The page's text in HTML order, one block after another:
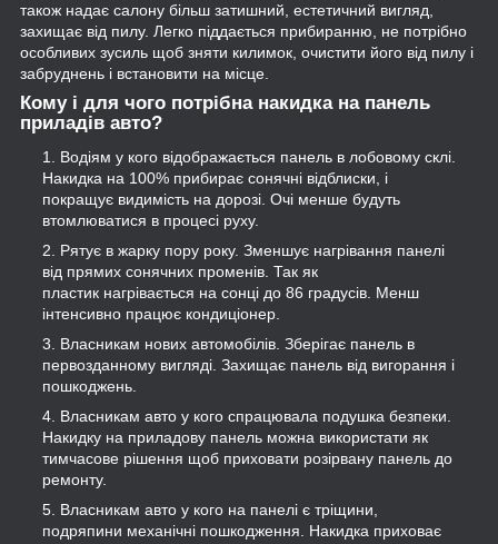
також надає салону більш затишний, естетичний вигляд,
захищає від пилу. Легко піддається прибиранню, не потрібно
особливих зусиль щоб зняти килимок, очистити його від пилу і
забруднень і встановити на місце.
Кому і для чого потрібна накидка на панель
приладів авто?
Водіям у кого відображається панель в лобовому склі.
Накидка на 100% прибирає сонячні відблиски, і
покращує видимість на дорозі. Очі менше будуть
втомлюватися в процесі руху.
Рятує в жарку пору року. Зменшує нагрівання панелі
від прямих сонячних променів. Так як
пластик нагрівається на сонці до 86 градусів. Менш
інтенсивно працює кондиціонер.
Власникам нових автомобілів. Зберігає панель в
первозданному вигляді. Захищає панель від вигорання і
пошкоджень.
Власникам авто у кого спрацювала подушка безпеки.
Накидку на приладову панель можна використати як
тимчасове рішення щоб приховати розірвану панель до
ремонту.
Власникам авто у кого на панелі є тріщини,
подряпини механічні пошкодження. Накидка приховає